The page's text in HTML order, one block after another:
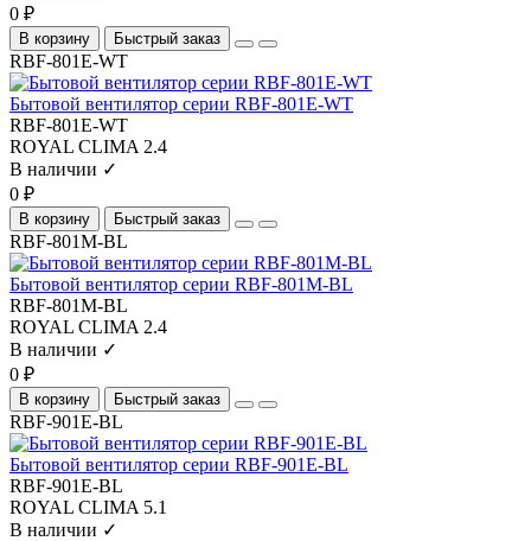
0 ₽
В корзину Быстрый заказ
RBF-801E-WT
Бытовой вентилятор серии RBF-801E-WT
RBF-801E-WT
ROYAL CLIMA 2.4
В наличии ✓
0 ₽
В корзину Быстрый заказ
RBF-801M-BL
Бытовой вентилятор серии RBF-801M-BL
RBF-801M-BL
ROYAL CLIMA 2.4
В наличии ✓
0 ₽
В корзину Быстрый заказ
RBF-901E-BL
Бытовой вентилятор серии RBF-901E-BL
RBF-901E-BL
ROYAL CLIMA 5.1
В наличии ✓